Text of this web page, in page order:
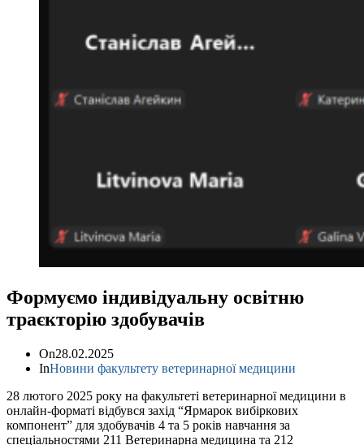
Формуємо індивідуальну освітню
траєкторію здобувачів
On28.02.2025
InНовини факультету ветеринарної медицини
28 лютого 2025 року на факультеті ветеринарної медицини в
онлайн-форматі відбувся захід “Ярмарок вибіркових
компонент” для здобувачів 4 та 5 років навчання за
спеціальностями 211 Ветеринарна медицина та 212